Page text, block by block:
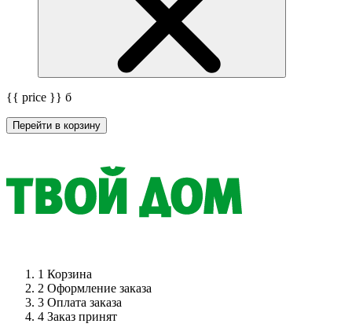
{{ price }} б
Перейти в корзину
1 Корзина
2 Оформление заказа
3 Оплата заказа
4 Заказ принят